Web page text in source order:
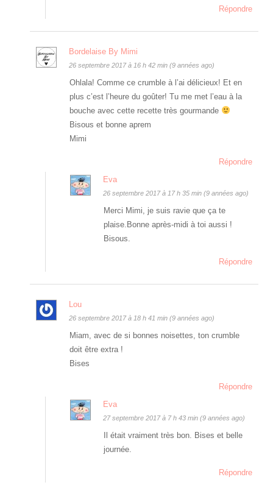
Répondre
Bordelaise By Mimi
26 septembre 2017 à 16 h 42 min (9 années ago)
Ohlala! Comme ce crumble à l’ai délicieux! Et en
plus c’est l’heure du goûter! Tu me met l’eau à la
bouche avec cette recette très gourmande
Bisous et bonne aprem
Mimi
Répondre
Eva
26 septembre 2017 à 17 h 35 min (9 années ago)
Merci Mimi, je suis ravie que ça te
plaise.Bonne après-midi à toi aussi !
Bisous.
Répondre
Lou
26 septembre 2017 à 18 h 41 min (9 années ago)
Miam, avec de si bonnes noisettes, ton crumble
doit être extra !
Bises
Répondre
Eva
27 septembre 2017 à 7 h 43 min (9 années ago)
Il était vraiment très bon. Bises et belle
journée.
Répondre